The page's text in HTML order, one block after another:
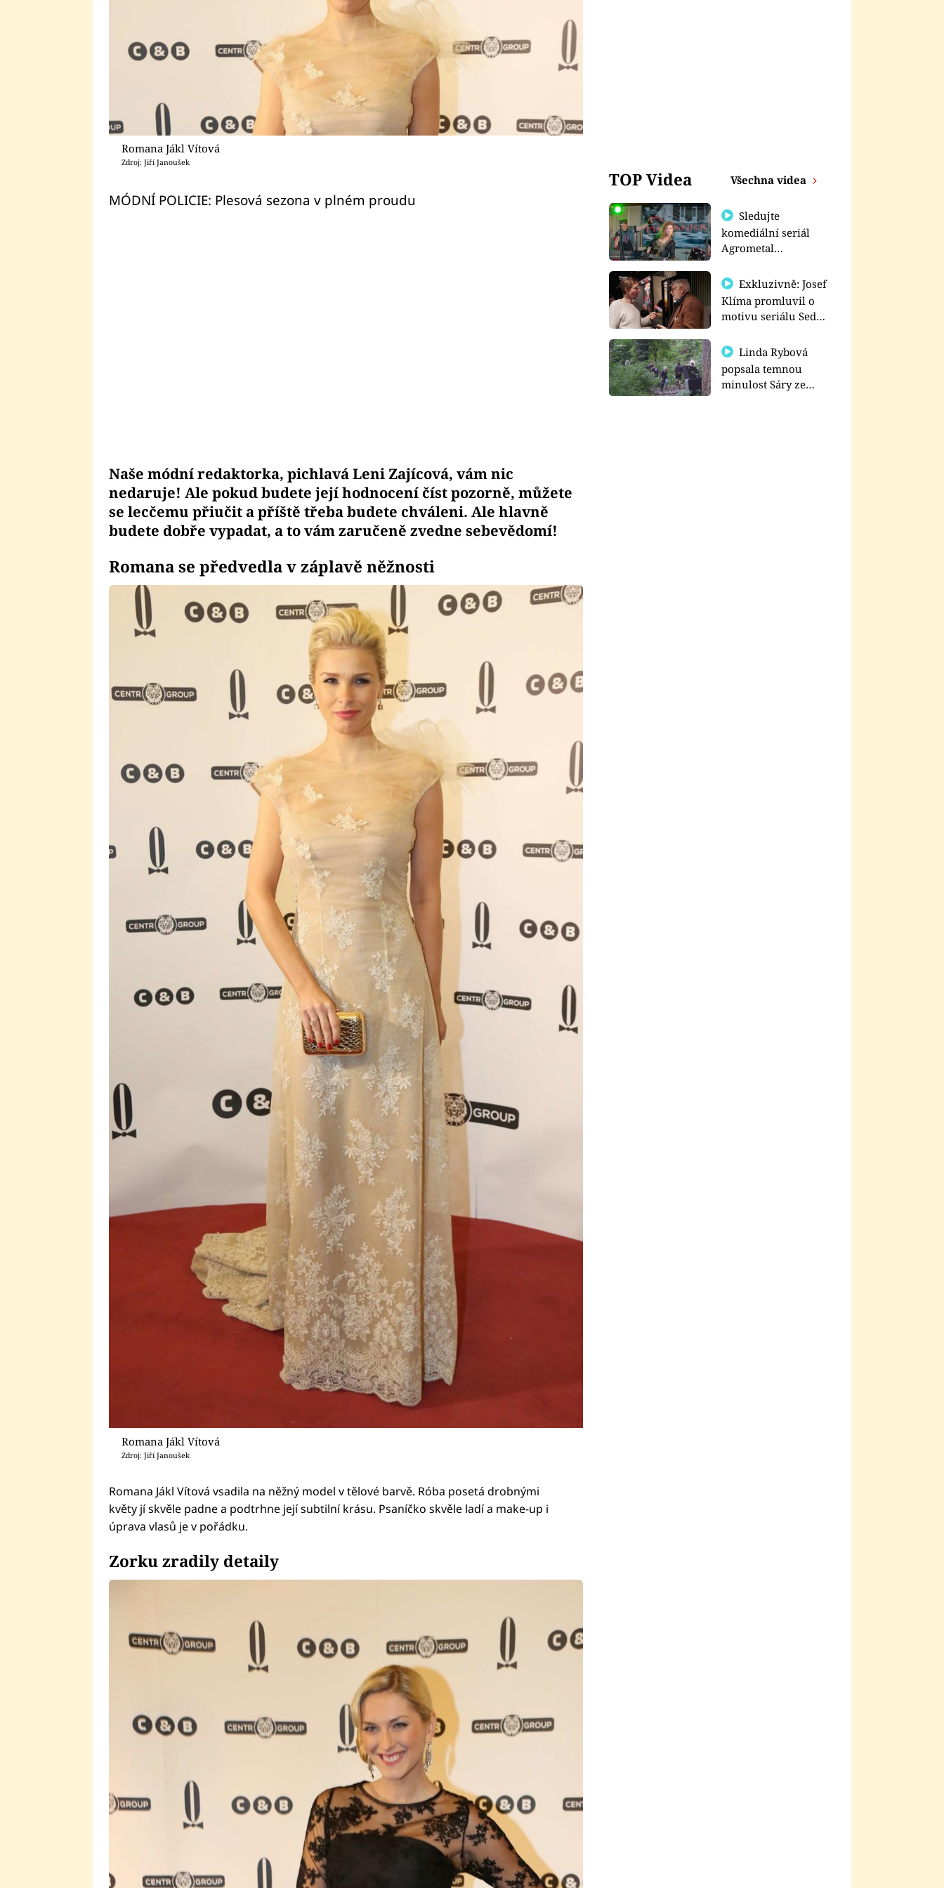
Romana Jákl Vítová
Zdroj: Jiří Janoušek
MÓDNÍ POLICIE: Plesová sezona v plném proudu
Naše módní redaktorka, pichlavá Leni Zajícová, vám nic
nedaruje! Ale pokud budete její hodnocení číst pozorně, můžete
se lecčemu přiučit a příště třeba budete chváleni. Ale hlavně
budete dobře vypadat, a to vám zaručeně zvedne sebevědomí!
Romana se předvedla v záplavě něžnosti
Romana Jákl Vítová
Zdroj: Jiří Janoušek
Romana Jákl Vítová vsadila na něžný model v tělové barvě. Róba posetá drobnými
květy jí skvěle padne a podtrhne její subtilní krásu. Psaníčko skvěle ladí a make-up i
úprava vlasů je v pořádku.
Zorku zradily detaily
TOP Videa Všechna videa
Sledujte
komediální seriál
Agrometal
prima+
Exkluzivně: Josef
Klíma promluvil o
motivu seriálu Sedm
Linda Rybová
popsala temnou
minulost Sáry ze